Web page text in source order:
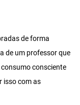
de forma
de um professor que
consciente
isso com as